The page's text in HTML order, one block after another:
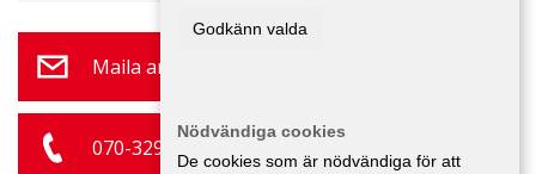
Maila annonsör
070-329 28 77
Godkänn valda
Nödvändiga cookies
De cookies som är nödvändiga för att